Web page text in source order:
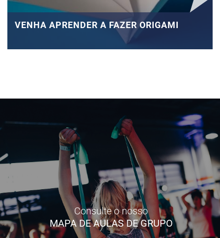
VENHA APRENDER A FAZER ORIGAMI
Consulte o nosso
MAPA DE AULAS DE GRUPO